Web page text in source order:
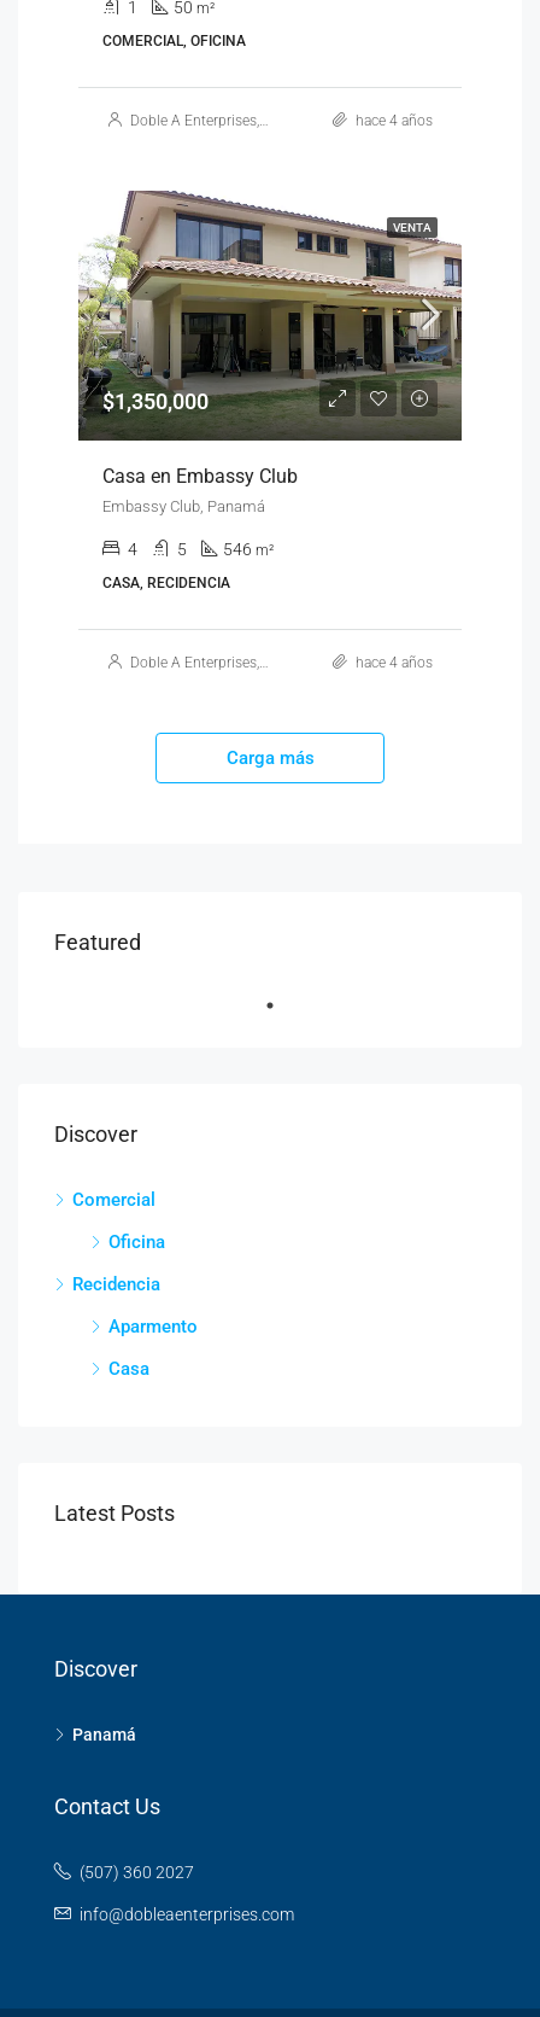
1 50 m²
COMERCIAL, OFICINA
Doble A Enterprises, S.A. hace 4 años
VENTA
$1,350,000
Casa en Embassy Club
Embassy Club, Panamá
4 5 546 m²
CASA, RECIDENCIA
Doble A Enterprises, S.A. hace 4 años
Carga más
Featured
Discover
Comercial
Oficina
Recidencia
Aparmento
Casa
Latest Posts
Discover
Panamá
Contact Us
(507) 360 2027
info@dobleaenterprises.com